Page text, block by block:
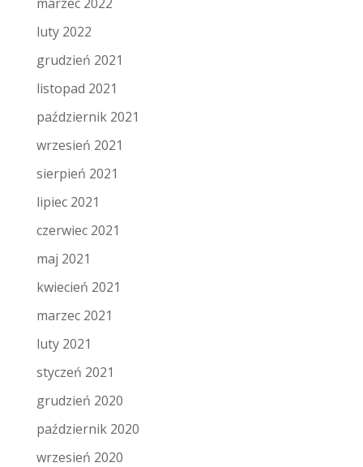
luty 2022
grudzień 2021
listopad 2021
październik 2021
wrzesień 2021
sierpień 2021
lipiec 2021
czerwiec 2021
maj 2021
kwiecień 2021
marzec 2021
luty 2021
styczeń 2021
grudzień 2020
październik 2020
wrzesień 2020